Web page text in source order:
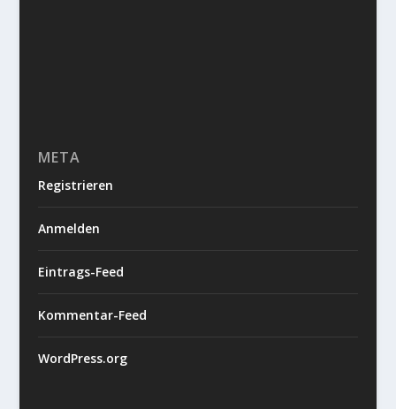
META
Registrieren
Anmelden
Eintrags-Feed
Kommentar-Feed
WordPress.org